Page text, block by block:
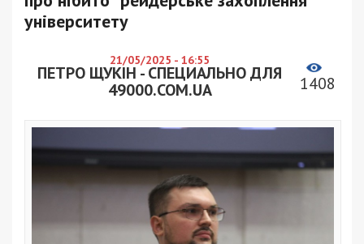
університету
21/05/2025 - 16:55
ПЕТРО ЩУКІН - СПЕЦИАЛЬНО ДЛЯ
49000.COM.UA
1408